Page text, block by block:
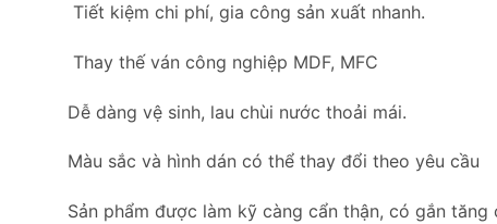
Tiết kiệm chi phí, gia công sản xuất nhanh.
Thay thế ván công nghiệp MDF, MFC
Dễ dàng vệ sinh, lau chùi nước thoải mái.
Màu sắc và hình dán có thể thay đổi theo yêu cầu
Sản phẩm được làm kỹ càng cẩn thận, có gắn